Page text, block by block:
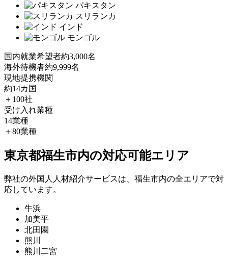
パキスタン
スリランカ
インド
モンゴル
国内就業希望者約3,000名
海外待機者約9,999名
現地提携機関
約14カ国
＋100社
受け入れ業種
14業種
＋80業種
東京都福生市内の対応可能エリア
弊社の外国人人材紹介サービスは、福生市内の全エリアで対
応しています。
牛浜
加美平
北田園
熊川
熊川二宮